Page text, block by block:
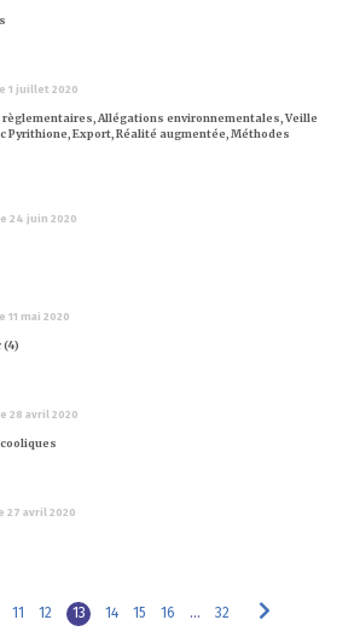
1 juillet 2020
règlementaires, Allégations environnementales, Veille
Pyrithione, Export, Réalité augmentée, Méthodes
24 juin 2020
11 mai 2020
(4)
28 avril 2020
27 avril 2020
11 12 13 14 15 16 … 32